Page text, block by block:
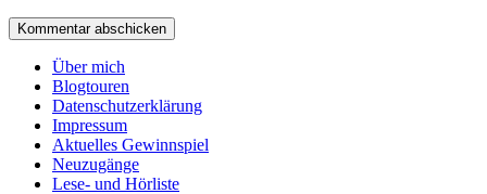
Über mich
Blogtouren
Datenschutzerklärung
Impressum
Aktuelles Gewinnspiel
Neuzugänge
Lese- und Hörliste